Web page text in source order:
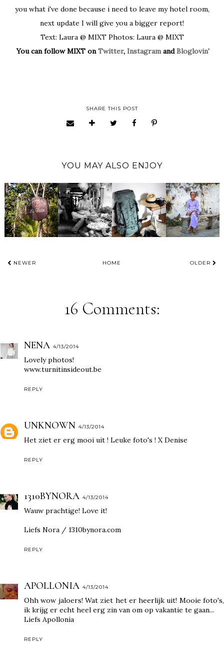
you what i've done because i need to leave my hotel room,
next update I will give you a bigger report!
Text: Laura @ MIXT Photos: Laura @ MIXT
You can follow MIXT onTwitter, InstagramandBloglovin'
SHARE THIS POST
YOU MAY ALSO ENJOY
NEWER HOME OLDER
16 Comments:
NENA 4/13/2014
Lovely photos!
www.turnitinsideout.be
REPLY
UNKNOWN 4/13/2014
Het ziet er erg mooi uit ! Leuke foto's ! X Denise
REPLY
1310BYNORA 4/13/2014
Wauw prachtige! Love it!
Liefs Nora / 1310bynora.com
REPLY
APOLLONIA 4/13/2014
Ohh wow jaloers! Wat ziet het er heerlijk uit! Mooie foto's,
ik krijg er echt heel erg zin van om op vakantie te gaan...
Liefs Apollonia
REPLY